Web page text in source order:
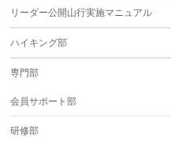
リーダー公開山行実施マニュアル
ハイキング部
専門部
会員サポート部
研修部